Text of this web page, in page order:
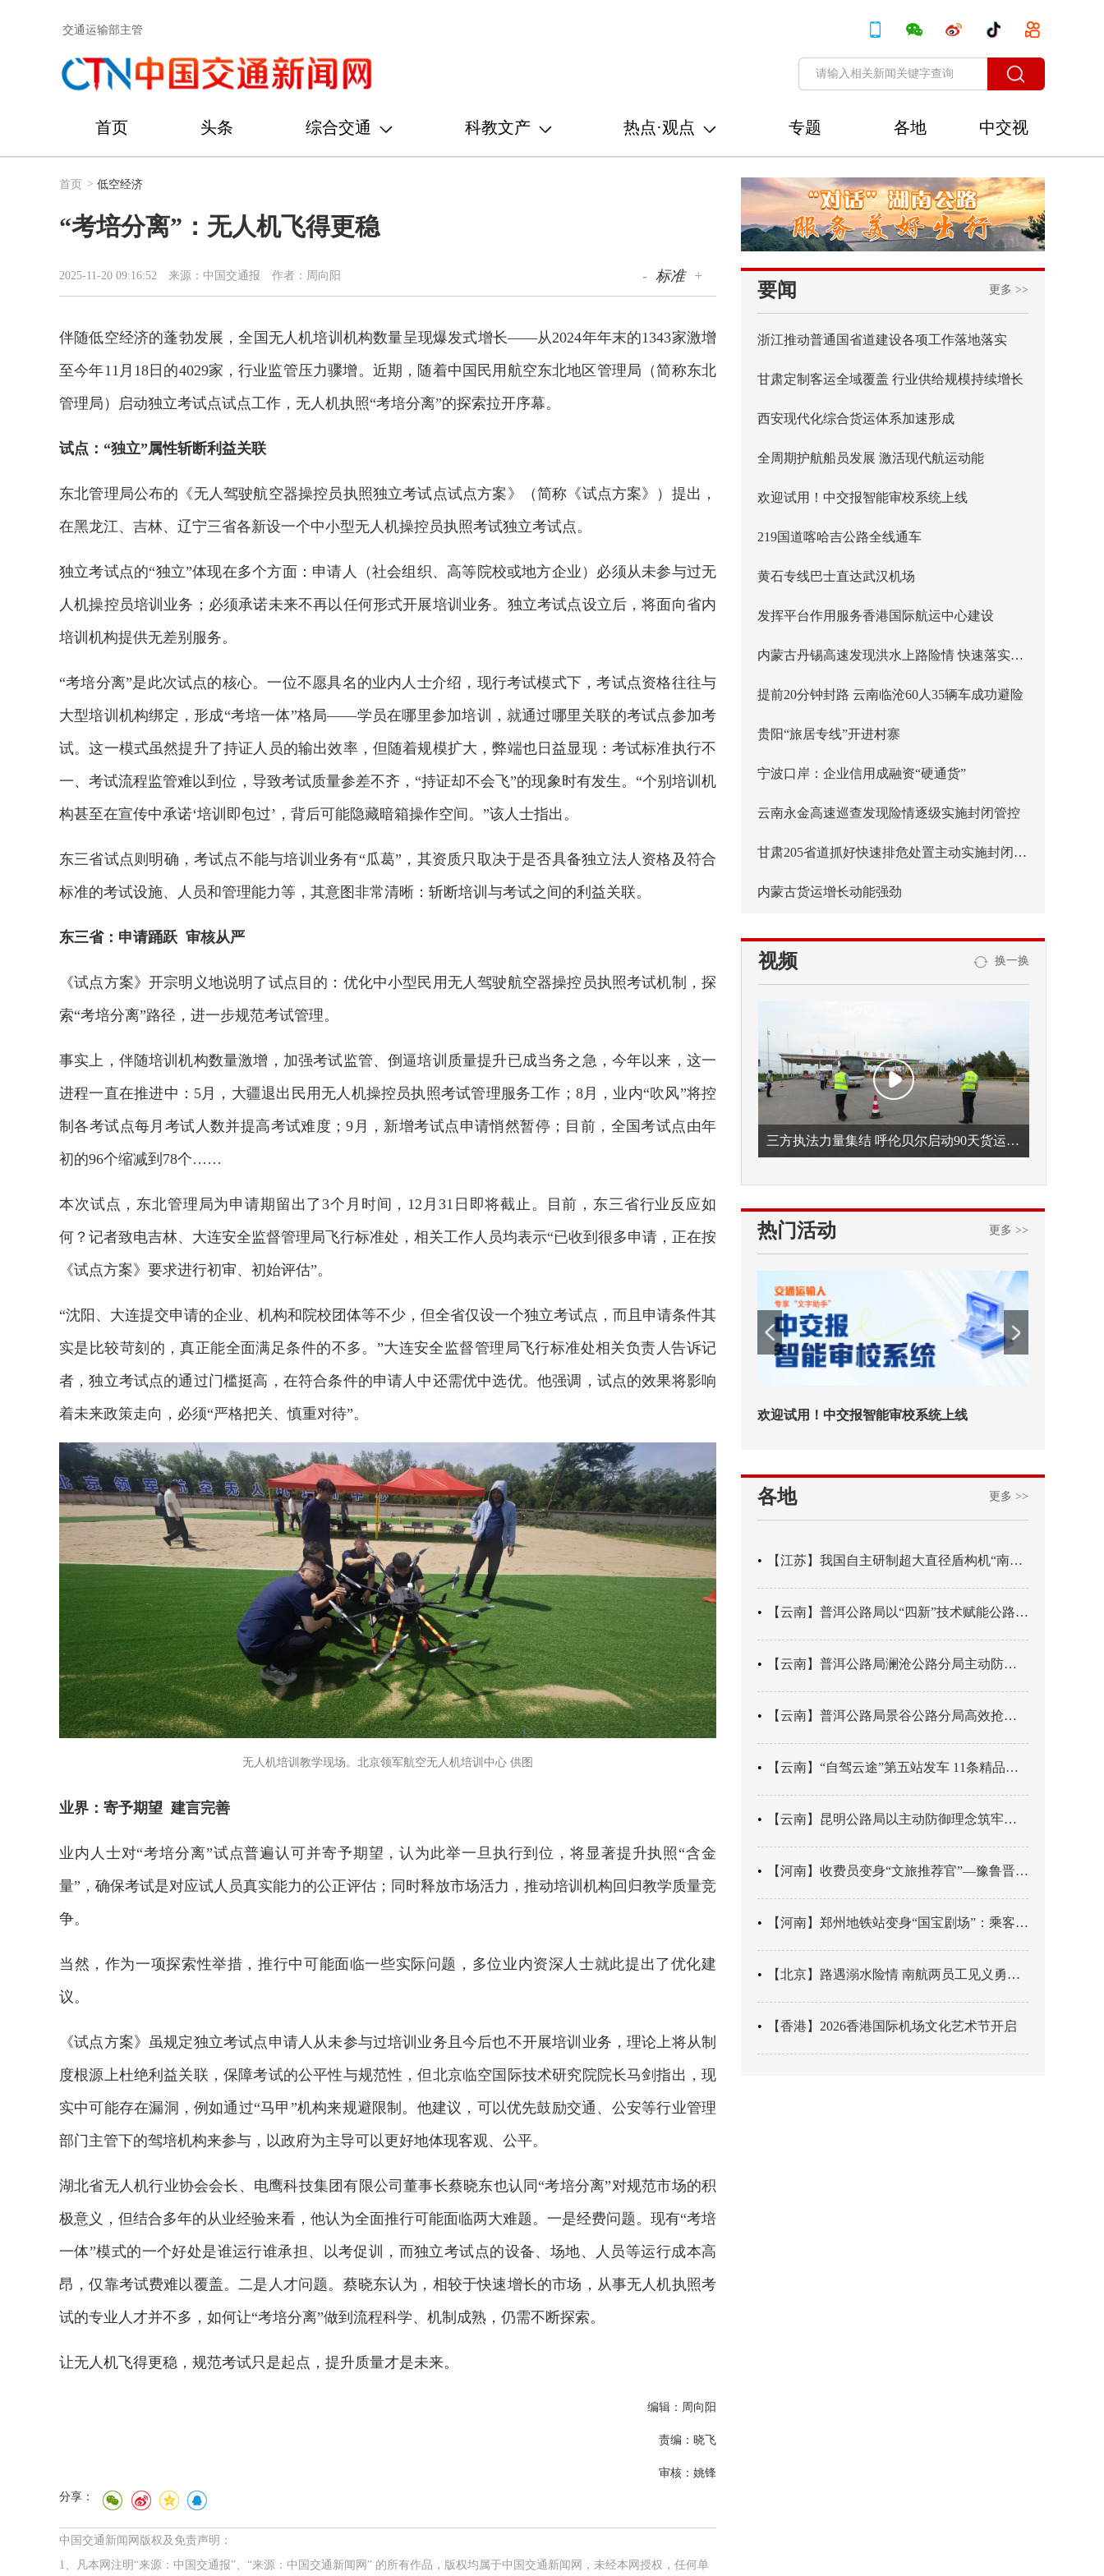
交通运输部主管
首页 头条 综合交通 科教文产 热点·观点 专题 各地
中交视
讯
首页 > 低空经济
“考培分离”：无人机飞得更稳
2025-11-20 09:16:52 来源：中国交通报 作者：周向阳 - 标准 +
伴随低空经济的蓬勃发展，全国无人机培训机构数量呈现爆发式增长——从2024年年末的1343家激增
至今年11月18日的4029家，行业监管压力骤增。近期，随着中国民用航空东北地区管理局（简称东北
管理局）启动独立考试点试点工作，无人机执照“考培分离”的探索拉开序幕。
试点：“独立”属性斩断利益关联
东北管理局公布的《无人驾驶航空器操控员执照独立考试点试点方案》（简称《试点方案》）提出，
在黑龙江、吉林、辽宁三省各新设一个中小型无人机操控员执照考试独立考试点。
独立考试点的“独立”体现在多个方面：申请人（社会组织、高等院校或地方企业）必须从未参与过无
人机操控员培训业务；必须承诺未来不再以任何形式开展培训业务。独立考试点设立后，将面向省内
培训机构提供无差别服务。
“考培分离”是此次试点的核心。一位不愿具名的业内人士介绍，现行考试模式下，考试点资格往往与
大型培训机构绑定，形成“考培一体”格局——学员在哪里参加培训，就通过哪里关联的考试点参加考
试。这一模式虽然提升了持证人员的输出效率，但随着规模扩大，弊端也日益显现：考试标准执行不
一、考试流程监管难以到位，导致考试质量参差不齐，“持证却不会飞”的现象时有发生。“个别培训机
构甚至在宣传中承诺‘培训即包过’，背后可能隐藏暗箱操作空间。”该人士指出。
东三省试点则明确，考试点不能与培训业务有“瓜葛”，其资质只取决于是否具备独立法人资格及符合
标准的考试设施、人员和管理能力等，其意图非常清晰：斩断培训与考试之间的利益关联。
东三省：申请踊跃 审核从严
《试点方案》开宗明义地说明了试点目的：优化中小型民用无人驾驶航空器操控员执照考试机制，探
索“考培分离”路径，进一步规范考试管理。
事实上，伴随培训机构数量激增，加强考试监管、倒逼培训质量提升已成当务之急，今年以来，这一
进程一直在推进中：5月，大疆退出民用无人机操控员执照考试管理服务工作；8月，业内“吹风”将控
制各考试点每月考试人数并提高考试难度；9月，新增考试点申请悄然暂停；目前，全国考试点由年
初的96个缩减到78个……
本次试点，东北管理局为申请期留出了3个月时间，12月31日即将截止。目前，东三省行业反应如
何？记者致电吉林、大连安全监督管理局飞行标准处，相关工作人员均表示“已收到很多申请，正在按
《试点方案》要求进行初审、初始评估”。
“沈阳、大连提交申请的企业、机构和院校团体等不少，但全省仅设一个独立考试点，而且申请条件其
实是比较苛刻的，真正能全面满足条件的不多。”大连安全监督管理局飞行标准处相关负责人告诉记
者，独立考试点的通过门槛挺高，在符合条件的申请人中还需优中选优。他强调，试点的效果将影响
着未来政策走向，必须“严格把关、慎重对待”。
无人机培训教学现场。北京领军航空无人机培训中心 供图
业界：寄予期望 建言完善
业内人士对“考培分离”试点普遍认可并寄予期望，认为此举一旦执行到位，将显著提升执照“含金
量”，确保考试是对应试人员真实能力的公正评估；同时释放市场活力，推动培训机构回归教学质量竞
争。
当然，作为一项探索性举措，推行中可能面临一些实际问题，多位业内资深人士就此提出了优化建
议。
《试点方案》虽规定独立考试点申请人从未参与过培训业务且今后也不开展培训业务，理论上将从制
度根源上杜绝利益关联，保障考试的公平性与规范性，但北京临空国际技术研究院院长马剑指出，现
实中可能存在漏洞，例如通过“马甲”机构来规避限制。他建议，可以优先鼓励交通、公安等行业管理
部门主管下的驾培机构来参与，以政府为主导可以更好地体现客观、公平。
湖北省无人机行业协会会长、电鹰科技集团有限公司董事长蔡晓东也认同“考培分离”对规范市场的积
极意义，但结合多年的从业经验来看，他认为全面推行可能面临两大难题。一是经费问题。现有“考培
一体”模式的一个好处是谁运行谁承担、以考促训，而独立考试点的设备、场地、人员等运行成本高
昂，仅靠考试费难以覆盖。二是人才问题。蔡晓东认为，相较于快速增长的市场，从事无人机执照考
试的专业人才并不多，如何让“考培分离”做到流程科学、机制成熟，仍需不断探索。
让无人机飞得更稳，规范考试只是起点，提升质量才是未来。
编辑：周向阳
责编：晓飞
审核：姚锋
分享：
中国交通新闻网版权及免责声明：
1、凡本网注明“来源：中国交通报”、“来源：中国交通新闻网” 的所有作品，版权均属于中国交通新闻网，未经本网授权，任何单
要闻 更多 >>
浙江推动普通国省道建设各项工作落地落实
甘肃定制客运全域覆盖 行业供给规模持续增长
西安现代化综合货运体系加速形成
全周期护航船员发展 激活现代航运动能
欢迎试用！中交报智能审校系统上线
219国道喀哈吉公路全线通车
黄石专线巴士直达武汉机场
发挥平台作用服务香港国际航运中心建设
内蒙古丹锡高速发现洪水上路险情 快速落实主线封闭管控
提前20分钟封路 云南临沧60人35辆车成功避险
贵阳“旅居专线”开进村寨
宁波口岸：企业信用成融资“硬通货”
云南永金高速巡查发现险情逐级实施封闭管控
甘肃205省道抓好快速排危处置主动实施封闭管控
内蒙古货运增长动能强劲
视频 换一换
三方执法力量集结 呼伦贝尔启动90天货运车辆违法专项整治
热门活动 更多 >>
2026年中国航海日论坛 欢迎试用！中交报智能审校系统上线
各地 更多 >>
【江苏】我国自主研制超大直径盾构机“南湖号”在常熟下线
【云南】普洱公路局以“四新”技术赋能公路养护
【云南】普洱公路局澜沧公路分局主动防御成功处置214国道山体崩塌险情
【云南】普洱公路局景谷公路分局高效抢通紧急送医村路
【云南】“自驾云途”第五站发车 11条精品线路串起全域风光
【云南】昆明公路局以主动防御理念筑牢汛期安全防线
【河南】收费员变身“文旅推荐官”—豫鲁晋四地市交旅融合让游客一下高速就“入戏”
【河南】郑州地铁站变身“国宝剧场”：乘客刚出车厢，就“入戏”千年
【北京】路遇溺水险情 南航两员工见义勇为科学施救
【香港】2026香港国际机场文化艺术节开启